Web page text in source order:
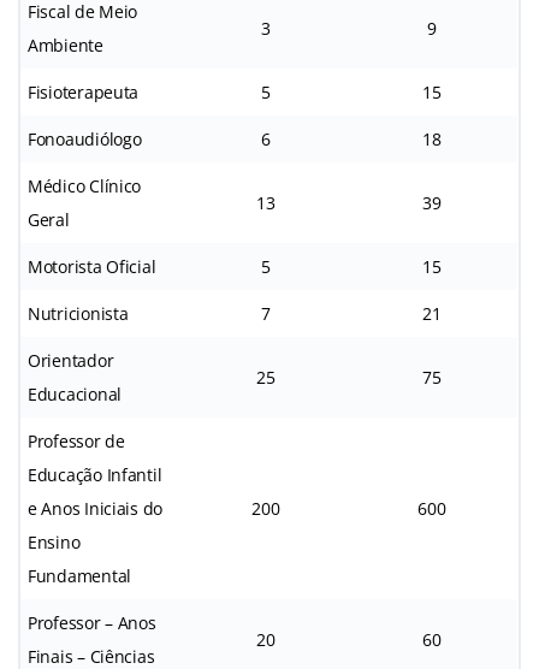
Fiscal de Meio
Ambiente
3 9
Fisioterapeuta 5 15
Fonoaudiólogo 6 18
Médico Clínico
Geral
13 39
Motorista Oficial 5 15
Nutricionista 7 21
Orientador
Educacional
25 75
Professor de
Educação Infantil
e Anos Iniciais do
Ensino
Fundamental
200 600
Professor – Anos
Finais – Ciências
20 60